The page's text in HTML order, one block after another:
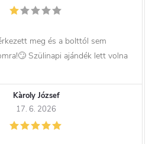
meg és a bolttól sem
Szülinapi ajándék lett volna
Kàroly József
17. 6. 2026